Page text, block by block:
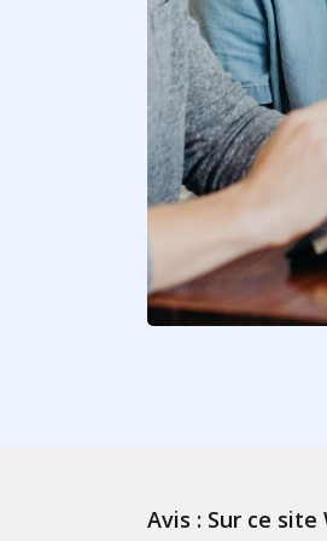
Avis : Sur ce site